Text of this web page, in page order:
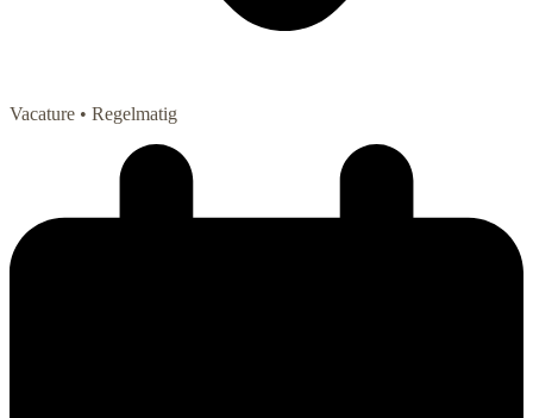
Vacature • Regelmatig